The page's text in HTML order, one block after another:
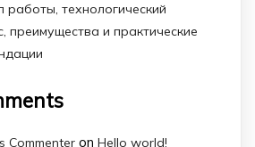
работы, технологический
преимущества и практические
Commenter on Hello world!